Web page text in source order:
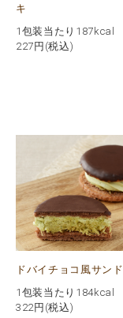
キ
1包装当たり187kcal
227 円(税込)
ドバイチョコ風サンド
1包装当たり184kcal
322 円(税込)